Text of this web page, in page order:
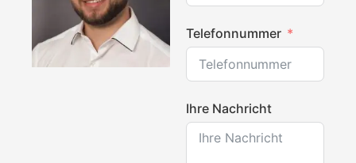
Telefonnummer
Ihre Nachricht